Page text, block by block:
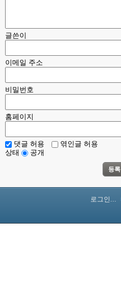
글쓴이
이메일 주소
비밀번호
홈페이지
댓글 허용
엮인글 허용
상태
공개
등록
로그인...